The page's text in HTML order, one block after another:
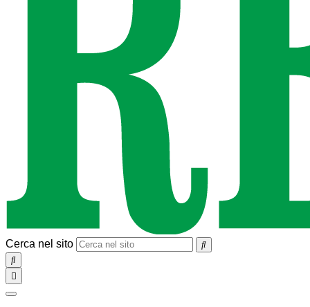
Cerca nel sito
SEARCH
Toggle
navigation
chiudi